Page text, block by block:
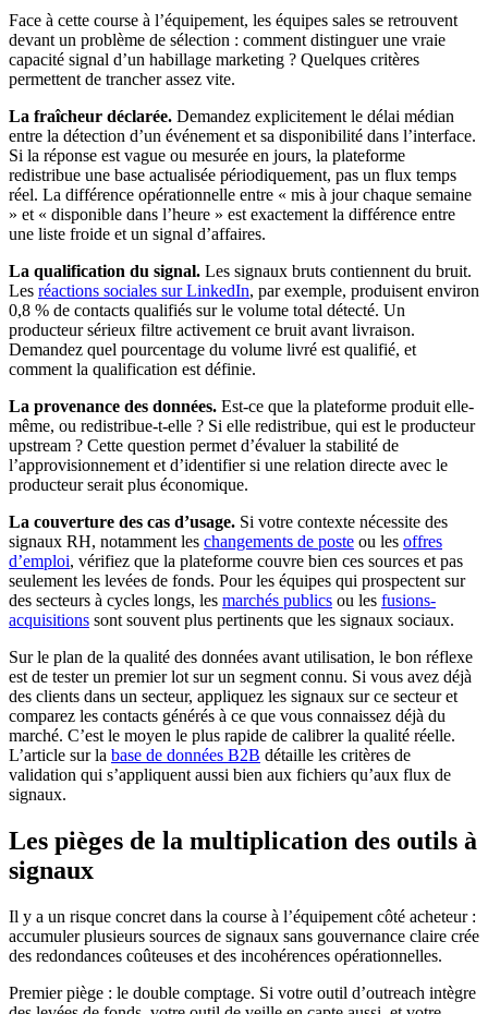
Face à cette course à l’équipement, les équipes sales se retrouvent
devant un problème de sélection : comment distinguer une vraie
capacité signal d’un habillage marketing ? Quelques critères
permettent de trancher assez vite.
La fraîcheur déclarée. Demandez explicitement le délai médian
entre la détection d’un événement et sa disponibilité dans l’interface.
Si la réponse est vague ou mesurée en jours, la plateforme
redistribue une base actualisée périodiquement, pas un flux temps
réel. La différence opérationnelle entre « mis à jour chaque semaine
» et « disponible dans l’heure » est exactement la différence entre
une liste froide et un signal d’affaires.
La qualification du signal. Les signaux bruts contiennent du bruit.
Les réactions sociales sur LinkedIn, par exemple, produisent environ
0,8 % de contacts qualifiés sur le volume total détecté. Un
producteur sérieux filtre activement ce bruit avant livraison.
Demandez quel pourcentage du volume livré est qualifié, et
comment la qualification est définie.
La provenance des données. Est-ce que la plateforme produit elle-
même, ou redistribue-t-elle ? Si elle redistribue, qui est le producteur
upstream ? Cette question permet d’évaluer la stabilité de
l’approvisionnement et d’identifier si une relation directe avec le
producteur serait plus économique.
La couverture des cas d’usage. Si votre contexte nécessite des
signaux RH, notamment les changements de poste ou les offres
d’emploi, vérifiez que la plateforme couvre bien ces sources et pas
seulement les levées de fonds. Pour les équipes qui prospectent sur
des secteurs à cycles longs, les marchés publics ou les fusions-
acquisitions sont souvent plus pertinents que les signaux sociaux.
Sur le plan de la qualité des données avant utilisation, le bon réflexe
est de tester un premier lot sur un segment connu. Si vous avez déjà
des clients dans un secteur, appliquez les signaux sur ce secteur et
comparez les contacts générés à ce que vous connaissez déjà du
marché. C’est le moyen le plus rapide de calibrer la qualité réelle.
L’article sur la base de données B2B détaille les critères de
validation qui s’appliquent aussi bien aux fichiers qu’aux flux de
signaux.
Les pièges de la multiplication des outils à
signaux
Il y a un risque concret dans la course à l’équipement côté acheteur :
accumuler plusieurs sources de signaux sans gouvernance claire crée
des redondances coûteuses et des incohérences opérationnelles.
Premier piège : le double comptage. Si votre outil d’outreach intègre